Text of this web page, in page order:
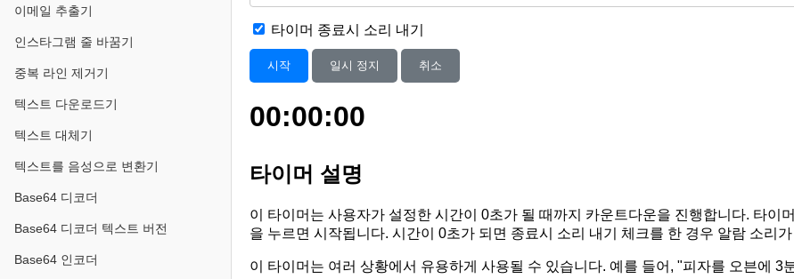
이메일 추출기
인스타그램 줄 바꿈기
중복 라인 제거기
텍스트 다운로드기
텍스트 대체기
텍스트를 음성으로 변환기
Base64 디코더
Base64 디코더 텍스트 버전
Base64 인코더
타이머 종료시 소리 내기
시작 일시 정지 취소
00:00:00
타이머 설명
이 타이머는 사용자가 설정한 시간이 0초가 될 때까지 카운트다운을 진행합니다. 타이
을 누르면 시작됩니다. 시간이 0초가 되면 종료시 소리 내기 체크를 한 경우 알람 소리
이 타이머는 여러 상황에서 유용하게 사용될 수 있습니다. 예를 들어, "피자를 오븐에